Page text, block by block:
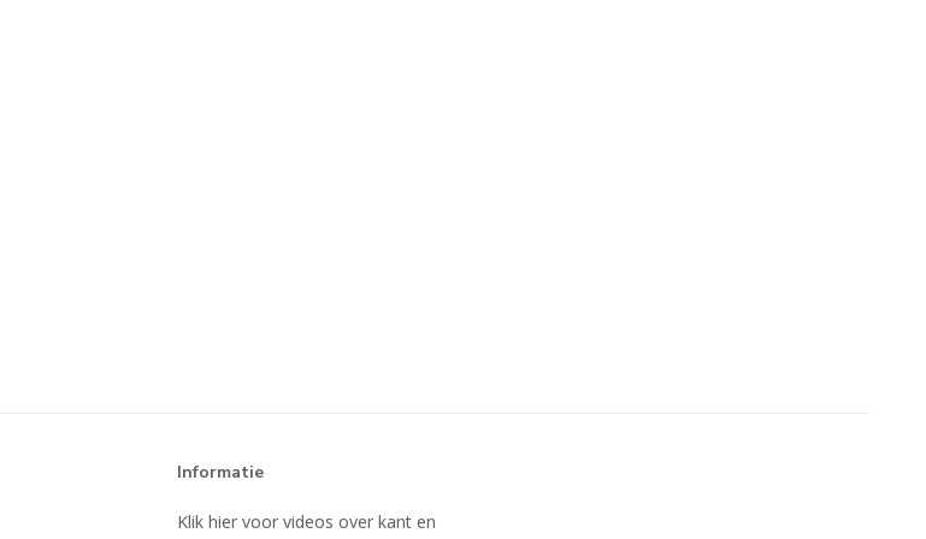
Informatie
Klik hier voor videos over kant en